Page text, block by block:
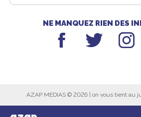
NE MANQUEZ RIEN DES
AZAP MEDIAS © 2026 | on vous tient au